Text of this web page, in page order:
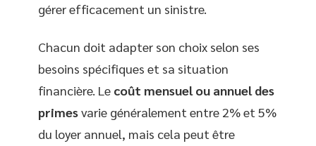
gérer efficacement un sinistre.
Chacun doit adapter son choix selon ses
besoins spécifiques et sa situation
financière. Le coût mensuel ou annuel des
primesvarie généralement entre 2% et 5%
du loyer annuel, mais cela peut être